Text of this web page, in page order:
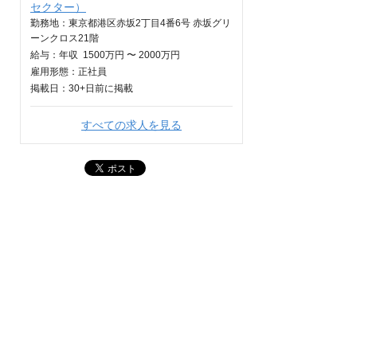
セクター）
勤務地：東京都港区赤坂2丁目4番6号 赤坂グリ
ーンクロス21階
給与： 年収 1500万円 〜 2000万円
雇用形態：正社員
掲載日： 30+日 前に掲載
すべての求人を見る